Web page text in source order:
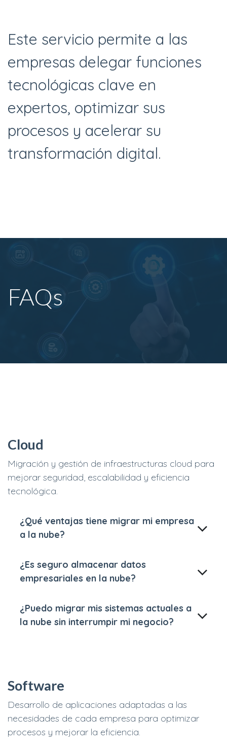
Este servicio permite a las
empresas delegar funciones
tecnológicas clave en
expertos, optimizar sus
procesos y acelerar su
transformación digital.
FAQs
Cloud
Migración y gestión de infraestructuras cloud para
mejorar seguridad, escalabilidad y eficiencia
tecnológica.
¿Qué ventajas tiene migrar mi empresa
a la nube?
¿Es seguro almacenar datos
empresariales en la nube?
¿Puedo migrar mis sistemas actuales a
la nube sin interrumpir mi negocio?
Software
Desarrollo de aplicaciones adaptadas a las
necesidades de cada empresa para optimizar
procesos y mejorar la eficiencia.